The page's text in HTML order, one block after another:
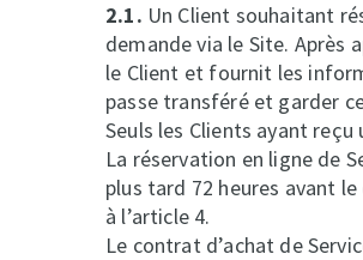
2.1. Un Client souhaitant
demande via le Site. Après
le Client et fournit les
passe transféré et garder
Seuls les Clients ayant
La réservation en ligne de
plus tard 72 heures avant
à l’article 4.
Le contrat d’achat de